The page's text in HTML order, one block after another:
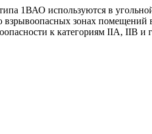
1ВАО используются в
зонах помещений
к категориям IIА, IIВ